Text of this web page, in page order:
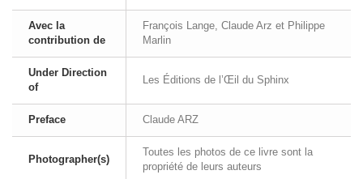
Avec la
contribution de
François Lange, Claude Arz et Philippe
Marlin
Under Direction
of
Les Éditions de l’Œil du Sphinx
Preface Claude ARZ
Photographer(s)
Toutes les photos de ce livre sont la
propriété de leurs auteurs